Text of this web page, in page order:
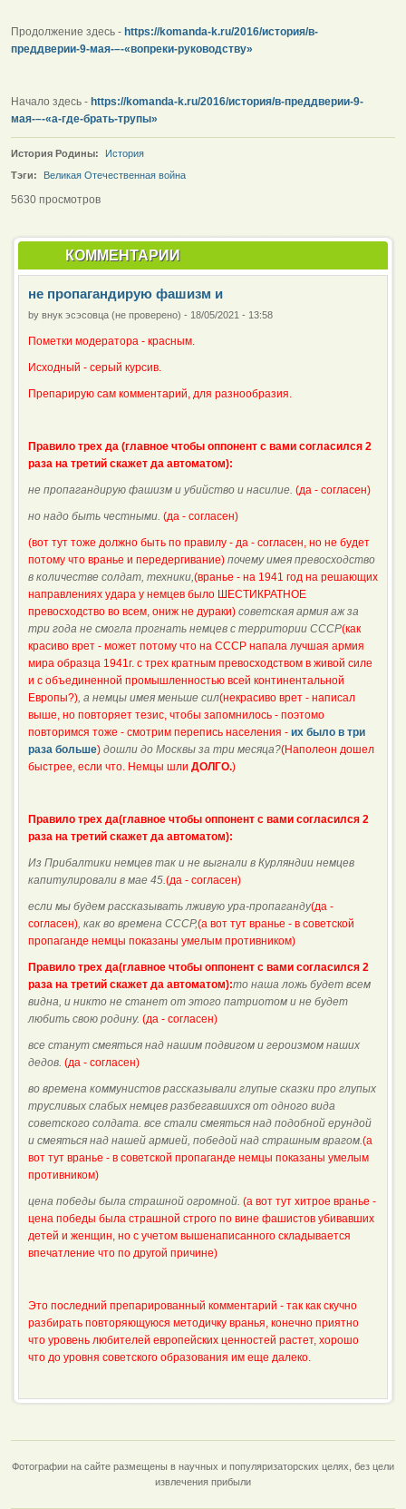
Продолжение здесь - https://komanda-k.ru/2016/история/в-
преддверии-9-мая-–-«вопреки-руководству»
Начало здесь - https://komanda-k.ru/2016/история/в-преддверии-9-
мая-–-«а-где-брать-трупы»
История Родины:
История
Тэги:
Великая Отечественная война
5630 просмотров
КОММЕНТАРИИ
не пропагандирую фашизм и
by внук эсэсовца (не проверено) - 18/05/2021 - 13:58
Пометки модератора - красным.
Исходный - серый курсив.
Препарирую сам комментарий, для разнообразия.
Правило трех да (главное чтобы оппонент с вами согласился 2
раза на третий скажет да автоматом):
не пропагандирую фашизм и убийство и насилие. (да - согласен)
но надо быть честными. (да - согласен)
(вот тут тоже должно быть по правилу - да - согласен, но не будет
потому что вранье и передергивание) почему имея превосходство
в количестве солдат , техники, (вранье - на 1941 год на решающих
направлениях удара у немцев было ШЕСТИКРАТНОЕ
превосходство во всем, ониж не дураки) советская армия аж за
три года не смогла прогнать немцев с территории СССР(как
красиво врет - может потому что на СССР напала лучшая армия
мира образца 1941г. с трех кратным превосходством в живой силе
и с объединенной промышленностью всей континентальной
Европы?) , а немцы имея меньше сил(некрасиво врет - написал
выше, но повторяет тезис, чтобы запомнилось - поэтомо
повторимся тоже - смотрим перепись населения - их было в три
раза больше) дошли до Москвы за три месяца?(Наполеон дошел
быстрее, если что. Немцы шли ДОЛГО.)
Правило трех да(главное чтобы оппонент с вами согласился 2
раза на третий скажет да автоматом):
Из Прибалтики немцев так и не выгнали в Курляндии немцев
капитулировали в мае 45. (да - согласен)
если мы будем рассказывать лживую ура-пропаганду(да -
согласен) , как во времена СССР,(а вот тут вранье - в советской
пропаганде немцы показаны умелым противником)
Правило трех да(главное чтобы оппонент с вами согласился 2
раза на третий скажет да автоматом):то наша ложь будет всем
видна, и никто не станет от этого патриотом и не будет
любить свою родину. (да - согласен)
все станут смеяться над нашим подвигом и героизмом наших
дедов. (да - согласен)
во времена коммунистов рассказывали глупые сказки про глупых
трусливых слабых немцев разбегавшихся от одного вида
советского солдата. все стали смеяться над подобной ерундой
и смеяться над нашей армией, победой над страшным врагом. (а
вот тут вранье - в советской пропаганде немцы показаны умелым
противником)
цена победы была страшной огромной. (а вот тут хитрое вранье -
цена победы была страшной строго по вине фашистов убивавших
детей и женщин, но с учетом вышенаписанного складывается
впечатление что по другой причине)
Это последний препарированный комментарий - так как скучно
разбирать повторяющуюся методичку вранья, конечно приятно
что уровень любителей европейских ценностей растет, хорошо
что до уровня советского образования им еще далеко.
Фотографии на сайте размещены в научных и популяризаторских целях, без цели
извлечения прибыли